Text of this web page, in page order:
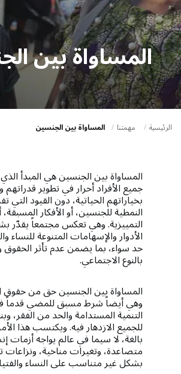
t
i
o
n
المساواة بين
الرئيسية مهمتنا المساواة بين الجنسين
المساواة بين الجنسين هي المبدأ
جميع الأفراد أحرار في تطوير قدراتهم
بخياراتهم الحياتية، دون القيود التي
النمطية للجنسين، أو الأفكار المسبقة،
التمييزية. وهي تعكس مجتمعاً يقدّر
الأدوار والإسهامات المتنوعة للنساء
حد سواء، بما يضمن عدم تأثر
بالنوع الاجتماعي.
المساواة بين الجنسين حق من حقوق
وهي أيضاً شرط مسبق للمضي قدماً
التنمية المستدامة والحد من الفقر،
للجميع الازدهار فيه. ويكتسب هذا
بالغة، لا سيما في عالم يواجه أزمات
متصاعدة، وتغيرات مناخية، ونزاعات
بشكل غير متناسب على النساء